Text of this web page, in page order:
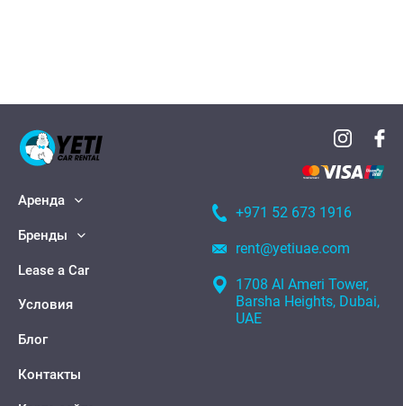
Аренда
Бренды
Lease a Car
Условия
Блог
Контакты
+971 52 673 1916
rent@yetiuae.com
1708 Al Ameri Tower,
Barsha Heights, Dubai,
UAE